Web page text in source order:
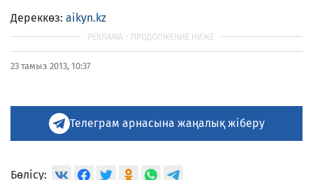
Дереккөз: aikyn.kz
23 тамыз 2013, 10:37
Телеграм арнасына жаңалық жіберу
Бөлісу: